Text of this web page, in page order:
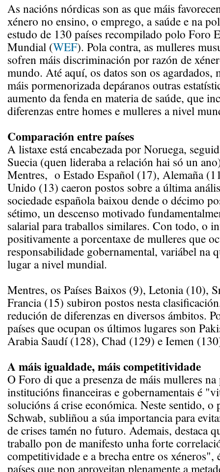
As nacións nórdicas son as que máis
xénero no ensino, o emprego, a saúde e na
estudo de 130 países recompilado polo Foro
Mundial (WEF). Pola contra, as mulleres
sofren máis discriminación por razón de
mundo. Até aquí, os datos son os agardados,
máis pormenorizada depáranos outras
aumento da fenda en materia de saúde, que
diferenzas entre homes e mulleres a nivel
Comparación entre países
A listaxe está encabezada por Noruega,
Suecia (quen lideraba a relación hai só un
Mentres, o Estado Español (17), Alemaña
Unido (13) caeron postos sobre a última
sociedade española baixou dende o décimo
sétimo, un descenso motivado
salarial para traballos similares. Con todo, o
positivamente a porcentaxe de mulleres que
responsabilidade gobernamental, variábel na
lugar a nivel mundial.
Mentres, os Países Baixos (9), Letonia (10),
Francia (15) subiron postos nesta
redución de diferenzas en diversos ámbitos.
países que ocupan os últimos lugares son
Arabia Saudí (128), Chad (129) e Iemen
A máis igualdade, máis competitividade
O Foro di que a presenza de máis mulleres
institucións financeiras e gobernamentais é
solucións á crise económica. Neste sentido, o
Schwab, subliñou a súa importancia para
de crises tamén no futuro. Ademais, destaca
traballo pon de manifesto unha forte
competitividade e a brecha entre os xéneros",
países que non aproveitan plenamente a